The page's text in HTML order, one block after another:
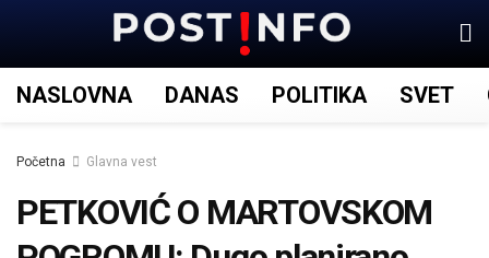
NASLOVNA DANAS POLITIKA SVET
Početna Glavna vest
PETKOVIĆ O MARTOVSKOM